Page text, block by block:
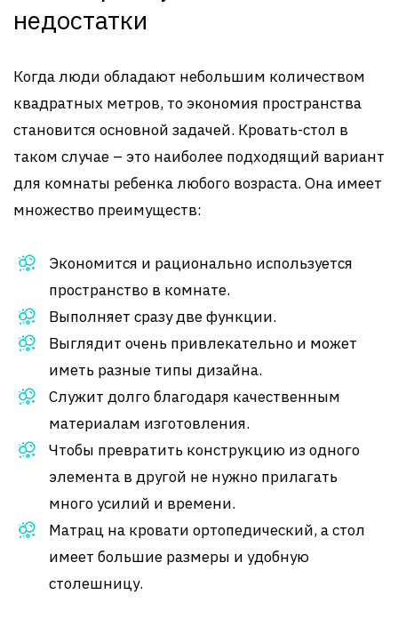
недостатки
Когда люди обладают небольшим количеством
квадратных метров, то экономия пространства
становится основной задачей. Кровать-стол в
таком случае – это наиболее подходящий вариант
для комнаты ребенка любого возраста. Она имеет
множество преимуществ:
Экономится и рационально используется
пространство в комнате.
Выполняет сразу две функции.
Выглядит очень привлекательно и может
иметь разные типы дизайна.
Служит долго благодаря качественным
материалам изготовления.
Чтобы превратить конструкцию из одного
элемента в другой не нужно прилагать
много усилий и времени.
Матрац на кровати ортопедический, а стол
имеет большие размеры и удобную
столешницу.